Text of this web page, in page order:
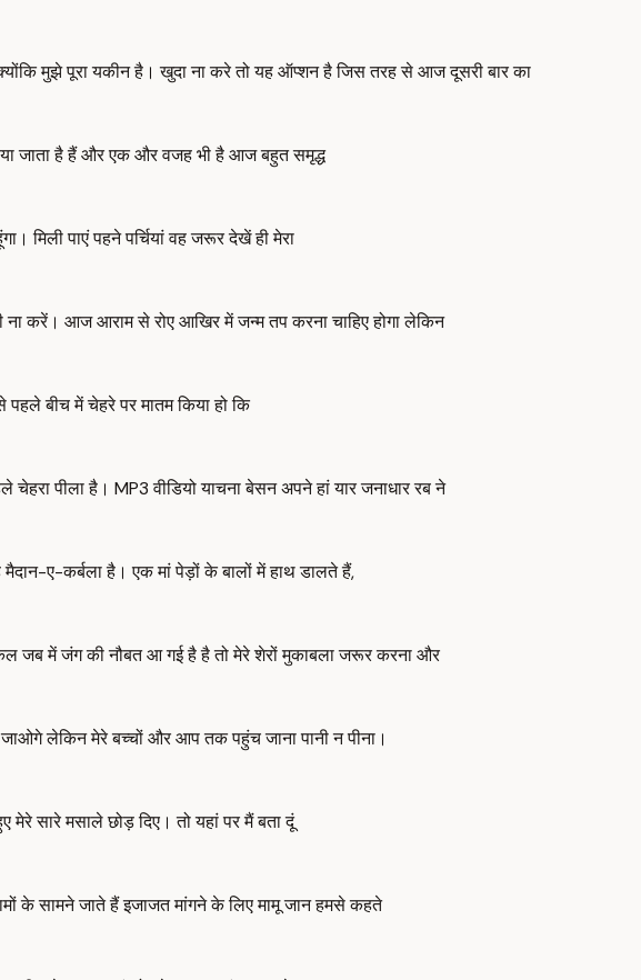
मुझे पूरा यकीन है। खुदा ना करे तो यह ऑप्शन है जिस तरह से आज दूसरी बार का
जाता है हैं और एक और वजह भी है आज बहुत समृद्ध
मिली पाएं पहने पर्चियां वह जरूर देखें ही मेरा
करें। आज आराम से रोए आखिर में जन्म तप करना चाहिए होगा लेकिन
बीच में चेहरे पर मातम किया हो कि
पीला है। MP3 वीडियो याचना बेसन अपने हां यार जनाधार रब ने
ए-कर्बला है। एक मां पेड़ों के बालों में हाथ डालते हैं,
कल जब में जंग की नौबत आ गई है है तो मेरे शेरों मुकाबला जरूर करना और
लेकिन मेरे बच्चों और आप तक पहुंच जाना पानी न पीना।
सारे मसाले छोड़ दिए। तो यहां पर मैं बता दूं
के सामने जाते हैं इजाजत मांगने के लिए मामू जान हमसे कहते